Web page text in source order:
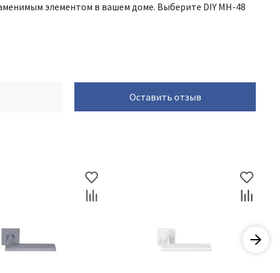
элементом в вашем доме. Выберите DIY MH-48
Оставить отзыв